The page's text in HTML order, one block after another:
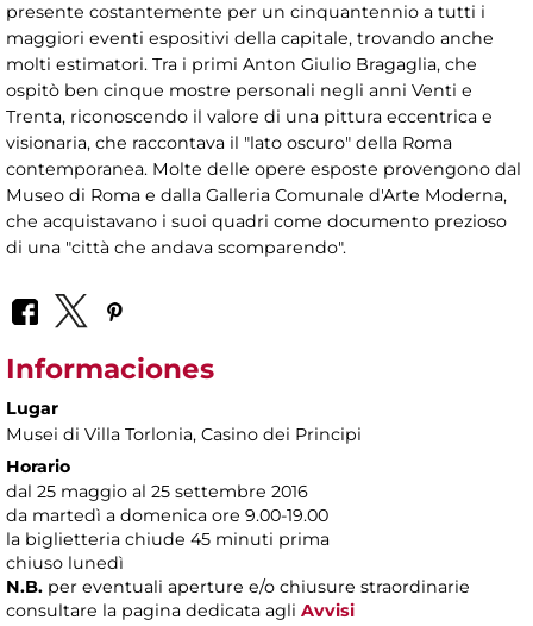
presente costantemente per un cinquantennio a tutti i
maggiori eventi espositivi della capitale, trovando anche
molti estimatori. Tra i primi Anton Giulio Bragaglia, che
ospitò ben cinque mostre personali negli anni Venti e
Trenta, riconoscendo il valore di una pittura eccentrica e
visionaria, che raccontava il "lato oscuro" della Roma
contemporanea. Molte delle opere esposte provengono dal
Museo di Roma e dalla Galleria Comunale d'Arte Moderna,
che acquistavano i suoi quadri come documento prezioso
di una "città che andava scomparendo".
Informaciones
Lugar
Musei di Villa Torlonia, Casino dei Principi
Horario
dal 25 maggio al 25 settembre 2016
da martedì a domenica ore 9.00-19.00
la biglietteria chiude 45 minuti prima
chiuso lunedì
N.B. per eventuali aperture e/o chiusure straordinarie
consultare la pagina dedicata agli Avvisi